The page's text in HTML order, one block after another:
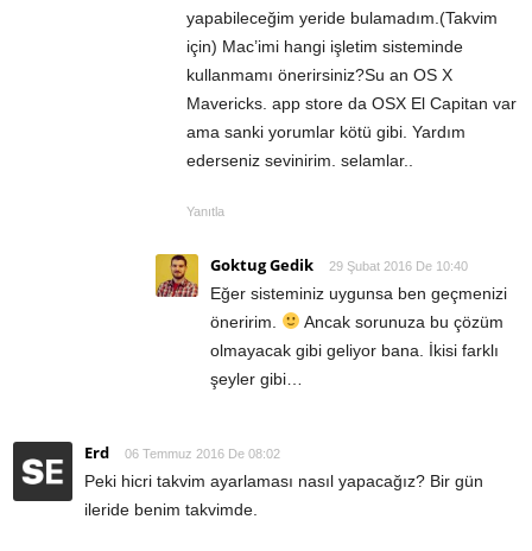
yapabileceğim yeride bulamadım.(Takvim
için) Mac’imi hangi işletim sisteminde
kullanmamı önerirsiniz?Su an OS X
Mavericks. app store da OSX El Capitan var
ama sanki yorumlar kötü gibi. Yardım
ederseniz sevinirim. selamlar..
Yanıtla
Goktug Gedik 29 Şubat 2016 De 10:40
Eğer sisteminiz uygunsa ben geçmenizi
öneririm.
Ancak sorunuza bu çözüm
olmayacak gibi geliyor bana. İkisi farklı
şeyler gibi…
Erd 06 Temmuz 2016 De 08:02
Peki hicri takvim ayarlaması nasıl yapacağız? Bir gün
ileride benim takvimde.